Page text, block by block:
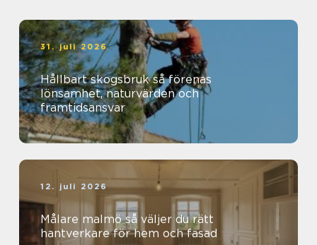
31. juli 2026
Hållbart skogsbruk så förenas
lönsamhet, naturvärden och
framtidsansvar
12. juli 2026
Målare malmö så väljer du rätt
hantverkare för hem och fasad